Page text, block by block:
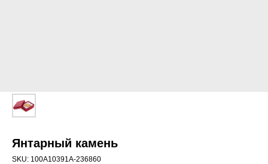
Янтарный камень
SKU: 100А10391А-236860